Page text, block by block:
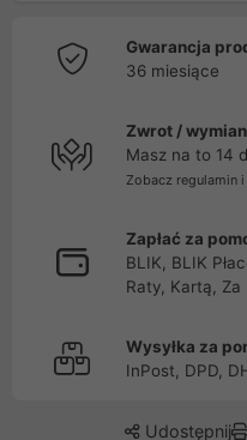
Gwarancja
36 miesiące
Zwrot /
Masz na to 14
Zobacz regulamin i
Zapłać za
BLIK, BLIK
Raty, Kartą, Za
Wysyłka za
InPost, DPD,
Udostępnij